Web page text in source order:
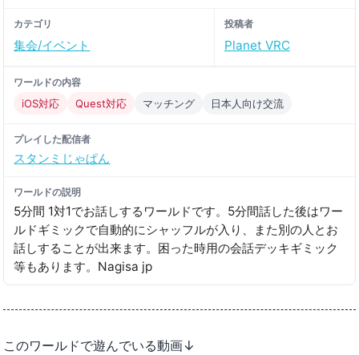
カテゴリ
集会/イベント
投稿者
Planet VRC
ワールドの内容
iOS対応 Quest対応 マッチング 日本人向け交流
プレイした配信者
スタンミじゃぱん
ワールドの説明
5分間 1対1でお話しするワールドです。5分間話した後はワー
ルドギミックで自動的にシャッフルが入り、また別の人とお
話しすることが出来ます。困った時用の会話デッキギミック
等もあります。Nagisa jp
このワールドで遊んでいる動画↓